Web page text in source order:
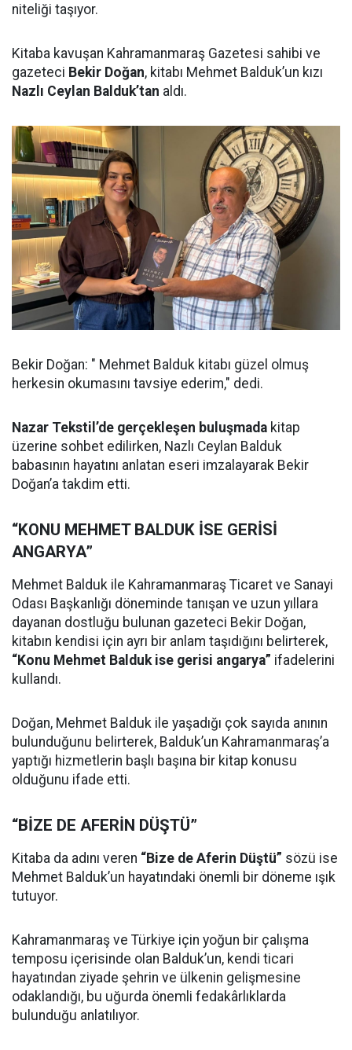
niteliği taşıyor.
Kitaba kavuşan Kahramanmaraş Gazetesi sahibi ve
gazeteci Bekir Doğan, kitabı Mehmet Balduk’un kızı
Nazlı Ceylan Balduk’tan aldı.
Bekir Doğan: " Mehmet Balduk kitabı güzel olmuş
herkesin okumasını tavsiye ederim," dedi.
Nazar Tekstil’de gerçekleşen buluşmada kitap
üzerine sohbet edilirken, Nazlı Ceylan Balduk
babasının hayatını anlatan eseri imzalayarak Bekir
Doğan’a takdim etti.
“KONU MEHMET BALDUK İSE GERİSİ
ANGARYA”
Mehmet Balduk ile Kahramanmaraş Ticaret ve Sanayi
Odası Başkanlığı döneminde tanışan ve uzun yıllara
dayanan dostluğu bulunan gazeteci Bekir Doğan,
kitabın kendisi için ayrı bir anlam taşıdığını belirterek,
“Konu Mehmet Balduk ise gerisi angarya” ifadelerini
kullandı.
Doğan, Mehmet Balduk ile yaşadığı çok sayıda anının
bulunduğunu belirterek, Balduk’un Kahramanmaraş’a
yaptığı hizmetlerin başlı başına bir kitap konusu
olduğunu ifade etti.
“BİZE DE AFERİN DÜŞTÜ”
Kitaba da adını veren “Bize de Aferin Düştü” sözü ise
Mehmet Balduk’un hayatındaki önemli bir döneme ışık
tutuyor.
Kahramanmaraş ve Türkiye için yoğun bir çalışma
temposu içerisinde olan Balduk’un, kendi ticari
hayatından ziyade şehrin ve ülkenin gelişmesine
odaklandığı, bu uğurda önemli fedakârlıklarda
bulunduğu anlatılıyor.